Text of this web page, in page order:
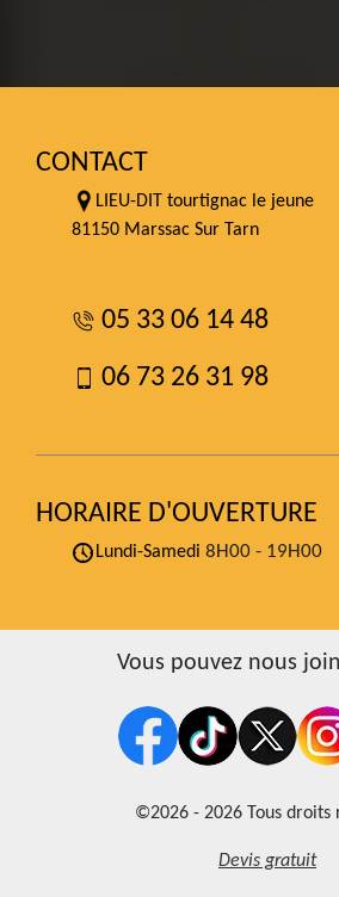
CONTACT
LIEU-DIT tourtignac le jeune
81150 Marssac Sur Tarn
05 33 06 14 48
06 73 26 31 98
HORAIRE D'OUVERTURE
Lundi-Samedi 8H00 - 19H00
Vous pouvez nous
©2026 - 2026 Tous droits
Devis gratuit